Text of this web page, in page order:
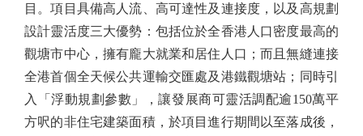
目。項目具備高人流、高可達性及連接度，以及高規劃
設計靈活度三大優勢：包括位於全香港人口密度最高的
觀塘市中心，擁有龐大就業和居住人口；而且無縫連接
全港首個全天候公共運輸交匯處及港鐵觀塘站；同時引
入「浮動規劃參數」，讓發展商可靈活調配逾150萬平
方呎的非住宅建築面積，於項目進行期間以至落成後，